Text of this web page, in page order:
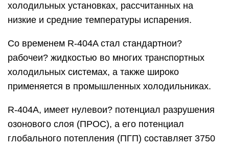
холодильных установках, рассчитанных на
низкие и средние температуры испарения.
Со временем R-404A стал стандартнои?
рабочеи? жидкостью во многих транспортных
холодильных системах, а также широко
применяется в промышленных холодильниках.
R-404A, имеет нулевои? потенциал разрушения
озонового слоя (ПРОС), а его потенциал
глобального потепления (ПГП) составляет 3750